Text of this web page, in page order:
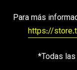
Para más
https://
*Todas